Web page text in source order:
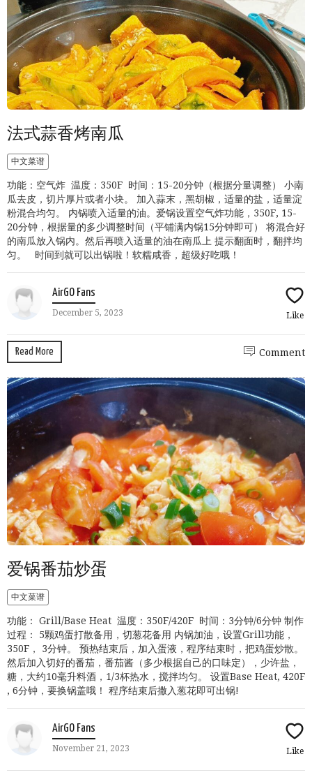
法式蒜香烤南瓜
中文菜谱
功能：空气炸 温度：350F 时间：15-20分钟（根据分量调整） 小南
瓜去皮，切片厚片或者小块。 加入蒜末，黑胡椒，适量的盐，适量淀
粉混合均匀。 内锅喷入适量的油。爱锅设置空气炸功能，350F, 15-
20分钟，根据量的多少调整时间（平铺满内锅15分钟即可） 将混合好
的南瓜放入锅内。然后再喷入适量的油在南瓜上 提示翻面时，翻拌均
匀。 时间到就可以出锅啦！软糯咸香，超级好吃哦！
AirGO Fans
December 5, 2023 Like
Read More Comment
爱锅番茄炒蛋
中文菜谱
功能： Grill/Base Heat 温度：350F/420F 时间：3分钟/6分钟 制作
过程： 5颗鸡蛋打散备用，切葱花备用 内锅加油，设置Grill功能，
350F， 3分钟。 预热结束后，加入蛋液，程序结束时，把鸡蛋炒散。
然后加入切好的番茄，番茄酱（多少根据自己的口味定），少许盐，
糖，大约10毫升料酒，1/3杯热水，搅拌均匀。 设置Base Heat, 420F
, 6分钟，要换锅盖哦！ 程序结束后撒入葱花即可出锅!
AirGO Fans
November 21, 2023 Like